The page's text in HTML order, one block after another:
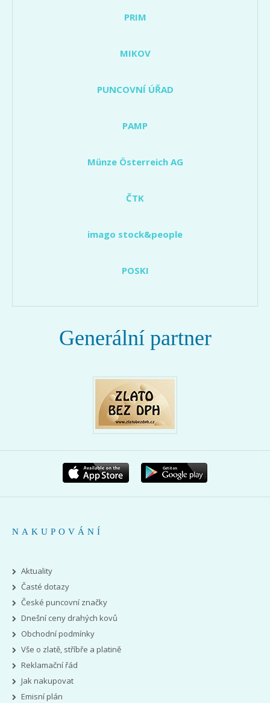
PRIM
MIKOV
PUNCOVNÍ ÚŘAD
PAMP
Münze Österreich AG
ČTK
imago stock&people
POSKI
Generální partner
NAKUPOVÁNÍ
Aktuality
Časté dotazy
České puncovní značky
Dnešní ceny drahých kovů
Obchodní podmínky
Vše o zlatě, stříbře a platině
Reklamační řád
Jak nakupovat
Emisní plán